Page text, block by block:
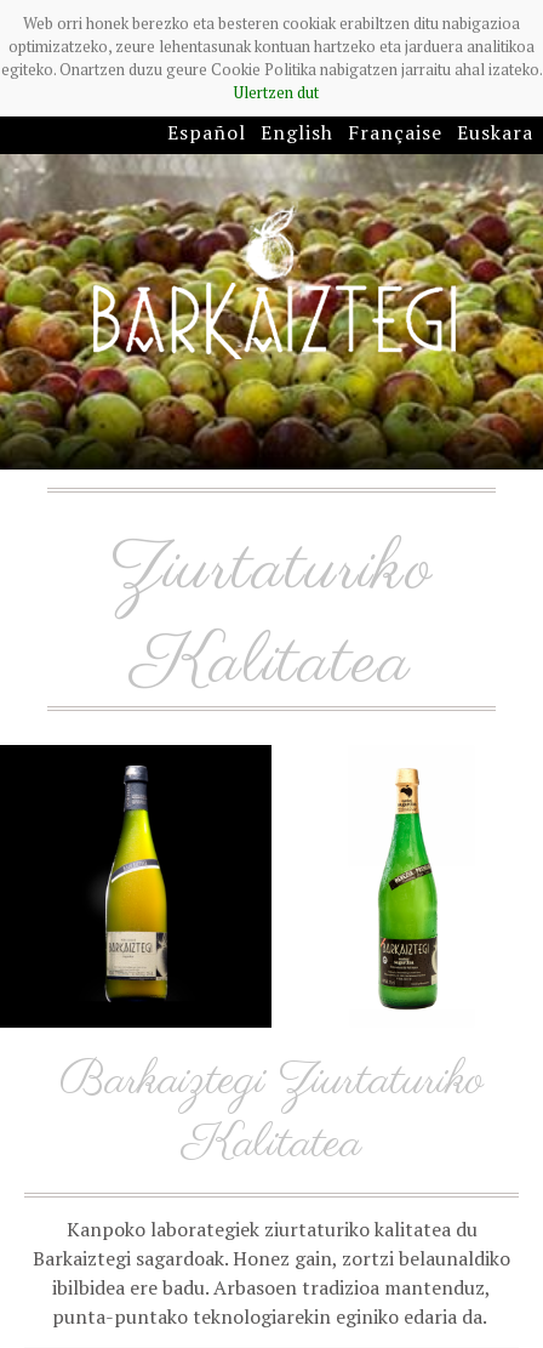
Web orri honek berezko eta besteren cookiak erabiltzen ditu nabigazioa
optimizatzeko, zeure lehentasunak kontuan hartzeko eta jarduera analitikoa
egiteko. Onartzen duzu geure Cookie Politika nabigatzen jarraitu ahal izateko.
Ulertzen dut
Español English Française Euskara
Ziurtaturiko
Kalitatea
Barkaiztegi Ziurtaturiko
Kalitatea
Kanpoko laborategiek ziurtaturiko kalitatea du
Barkaiztegi sagardoak. Honez gain, zortzi belaunaldiko
ibilbidea ere badu. Arbasoen tradizioa mantenduz,
punta-puntako teknologiarekin eginiko edaria da.